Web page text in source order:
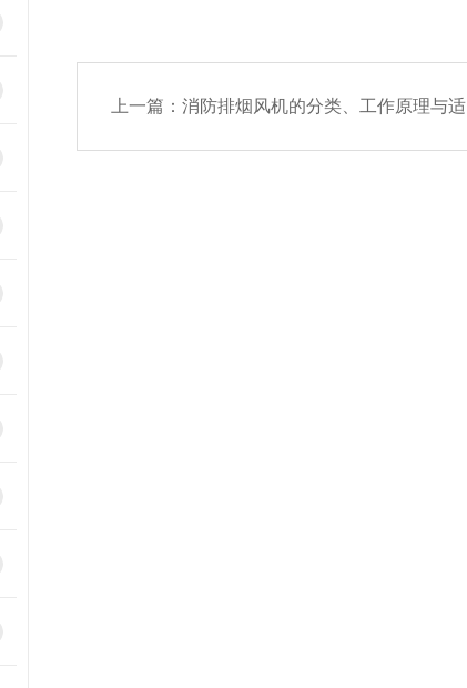
上一篇：消防排烟风机的分类、工作原理与适用场所